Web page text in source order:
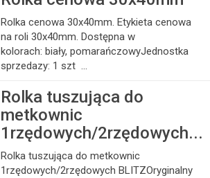
Rolka cenowa 30x40mm. Etykieta cenowa
na roli 30x40mm. Dostępna w
kolorach: biały, pomarańczowyJednostka
sprzedazy: 1 szt ...
Rolka tuszująca do
metkownic
1rzędowych/2rzędowych...
Rolka tuszująca do metkownic
1rzędowych/2rzędowych BLITZOryginalny